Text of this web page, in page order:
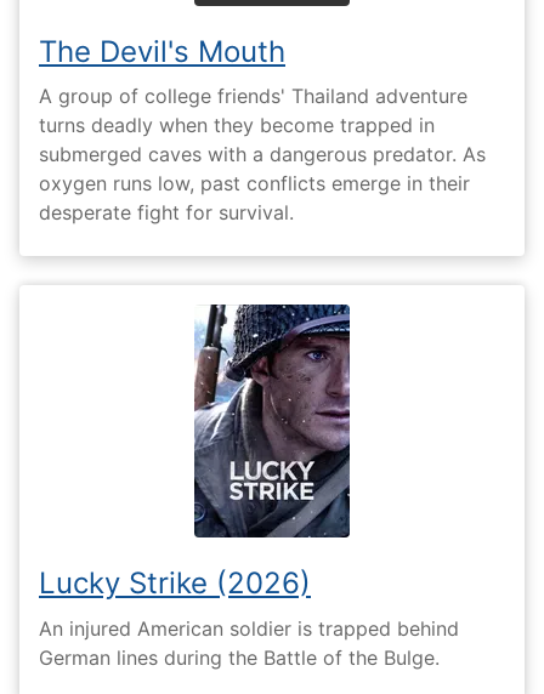
The Devil's Mouth
A group of college friends' Thailand adventure
turns deadly when they become trapped in
submerged caves with a dangerous predator. As
oxygen runs low, past conflicts emerge in their
desperate fight for survival.
Lucky Strike (2026)
An injured American soldier is trapped behind
German lines during the Battle of the Bulge.